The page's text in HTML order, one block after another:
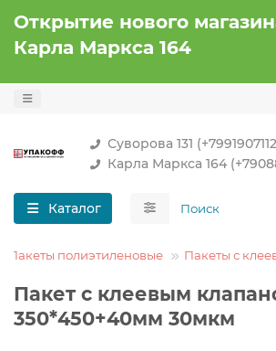
Открытие нового
Карла Маркса 164
Суворова 131
Карла Маркса 164
Каталог
Пакеты полиэтиленовые Пакеты с
Пакет с клеевым
350*450+40мм 30мкм